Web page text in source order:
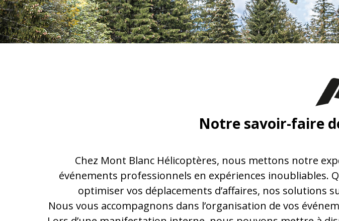
Notre savoir-faire
Chez Mont Blanc Hélicoptères, nous mettons notre
événements professionnels en expériences
optimiser vos déplacements d’affaires, nos solutions
Nous vous accompagnons dans l’organisation de vos